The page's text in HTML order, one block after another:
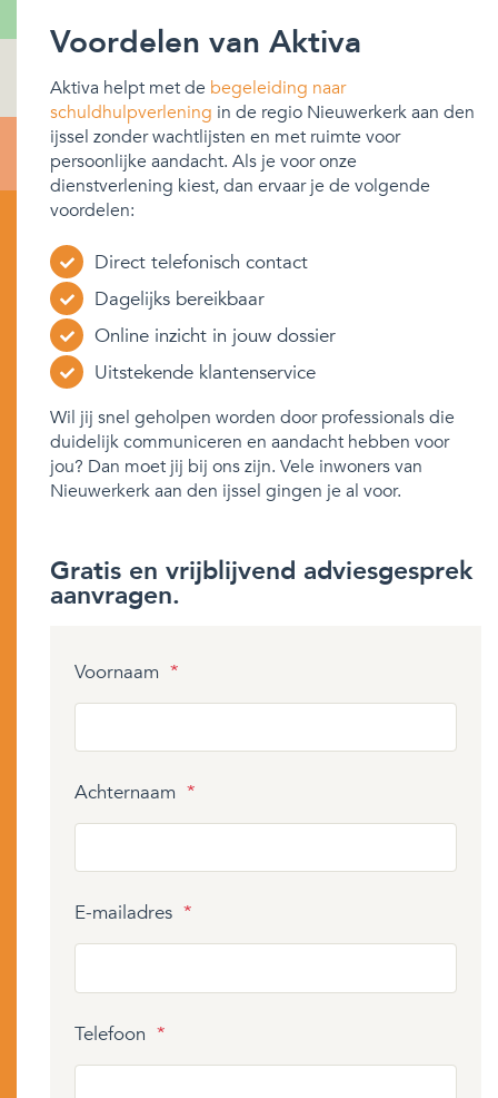
Voordelen van Aktiva
Aktiva helpt met de begeleiding naar
schuldhulpverlening in de regio Nieuwerkerk aan den
ijssel zonder wachtlijsten en met ruimte voor
persoonlijke aandacht. Als je voor onze
dienstverlening kiest, dan ervaar je de volgende
voordelen:
Direct telefonisch contact
Dagelijks bereikbaar
Online inzicht in jouw dossier
Uitstekende klantenservice
Wil jij snel geholpen worden door professionals die
duidelijk communiceren en aandacht hebben voor
jou? Dan moet jij bij ons zijn. Vele inwoners van
Nieuwerkerk aan den ijssel gingen je al voor.
Gratis en vrijblijvend adviesgesprek
aanvragen.
Voornaam *
Achternaam *
E-mailadres *
Telefoon *